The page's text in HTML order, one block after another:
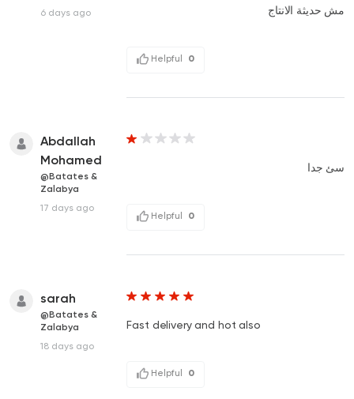
6 days ago
مش حديثة الانتاج
Helpful 0
Abdallah
Mohamed
@Batates &
Zalabya
17 days ago
سئ جدا
Helpful 0
sarah
@Batates &
Zalabya
18 days ago
Fast delivery and hot also
Helpful 0